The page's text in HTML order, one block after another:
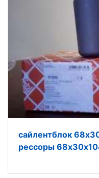
сайлентблок
рессоры